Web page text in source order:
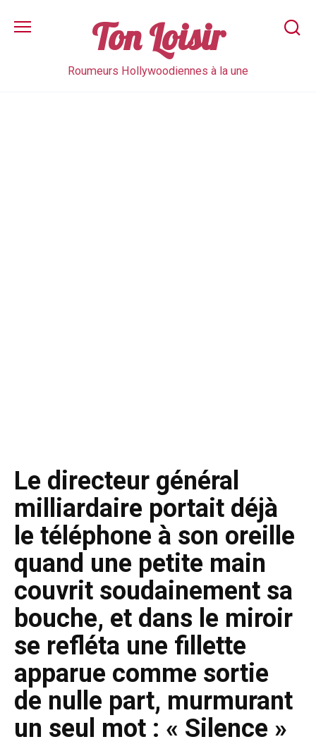
content
Ton Loisir
Roumeurs Hollywoodiennes à la une
Le directeur général
milliardaire portait déjà
le téléphone à son oreille
quand une petite main
couvrit soudainement sa
bouche, et dans le miroir
se refléta une fillette
apparue comme sortie
de nulle part, murmurant
un seul mot : « Silence »